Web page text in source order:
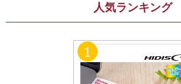
人気ランキング